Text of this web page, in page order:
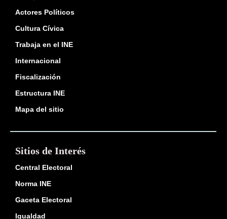
Actores Políticos
Cultura Cívica
Trabaja en el INE
Internacional
Fiscalización
Estructura INE
Mapa del sitio
Sitios de Interés
Central Electoral
Norma INE
Gaceta Electoral
Igualdad